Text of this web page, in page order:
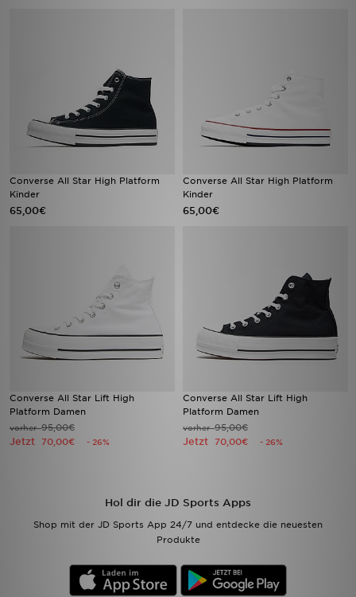
Converse All Star High Platform
Kinder
65,00€
Converse All Star High Platform
Kinder
65,00€
Converse All Star Lift High
Platform Damen
vorher95,00€
Jetzt 70,00€ - 26%
Converse All Star Lift High
Platform Damen
vorher95,00€
Jetzt 70,00€ - 26%
Hol dir die JD Sports Apps
Shop mit der JD Sports App 24/7 und entdecke die neuesten
Produkte